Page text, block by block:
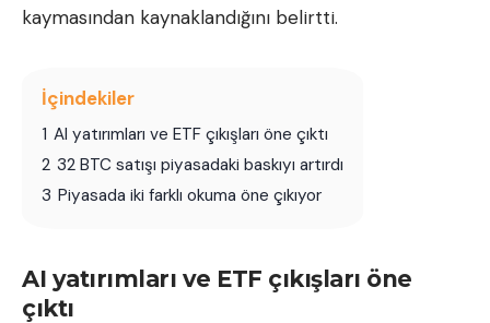
kaymasından kaynaklandığını belirtti.
İçindekiler
1 AI yatırımları ve ETF çıkışları öne çıktı
2 32 BTC satışı piyasadaki baskıyı artırdı
3 Piyasada iki farklı okuma öne çıkıyor
AI yatırımları ve ETF çıkışları öne
çıktı